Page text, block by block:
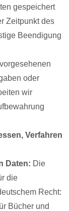
gespeichert
Zeitpunkt des
Beendigung
oder
wir
Verfahren
Daten: Die
die
Recht:
Bücher und